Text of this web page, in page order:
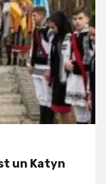
un Katyn